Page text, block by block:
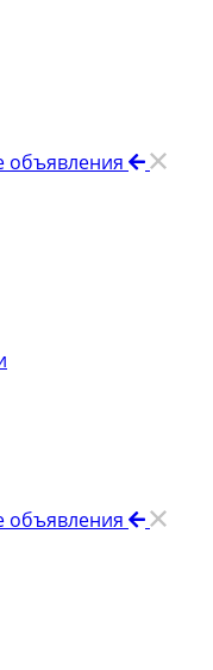
объявления
объявления